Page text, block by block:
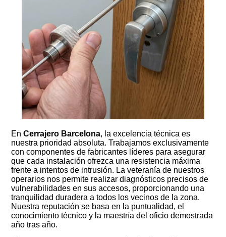
EnCerrajero Barcelona, la excelencia técnica es
nuestra prioridad absoluta. Trabajamos exclusivamente
con componentes de fabricantes líderes para asegurar
que cada instalación ofrezca una resistencia máxima
frente a intentos de intrusión. La veteranía de nuestros
operarios nos permite realizar diagnósticos precisos de
vulnerabilidades en sus accesos, proporcionando una
tranquilidad duradera a todos los vecinos de la zona.
Nuestra reputación se basa en la puntualidad, el
conocimiento técnico y la maestría del oficio demostrada
año tras año.